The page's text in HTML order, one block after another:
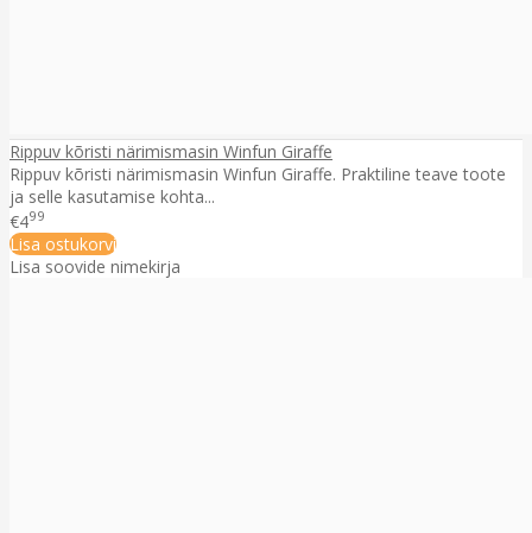
Rippuv kõristi närimismasin Winfun Giraffe
Rippuv kõristi närimismasin Winfun Giraffe. Praktiline teave toote
ja selle kasutamise kohta...
€499
Lisa ostukorvi
Lisa soovide nimekirja